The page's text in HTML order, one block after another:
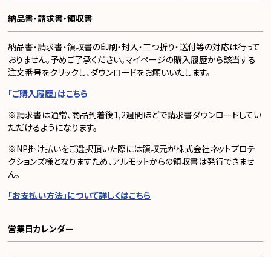
納品書・請求書・領収書
納品書・請求書・領収書の印刷・封入・三つ折り・送付等の対応は行って
おりません。予めご了承ください。マイページの購入履歴から該当する
注文番号をクリックし、ダウンロードをお願いいたします。
「ご購入履歴」はこちら
※請求書は通常、商品到着後1,2週間ほどで請求書ダウンロードしてい
ただけるようになります。
※NP掛け払いをご選択頂いた際には領収元が株式会社ネットプロテ
クションズ様となりますため、アルモットからの領収書は発行できませ
ん。
「お支払い方法」について詳しくはこちら
営業日カレンダー